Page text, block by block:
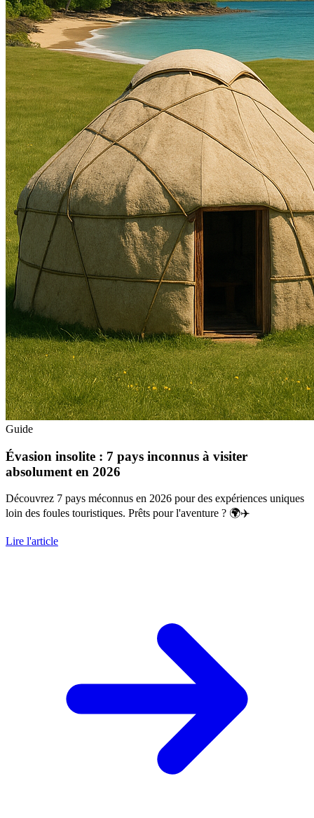
Guide
Évasion insolite : 7 pays inconnus à visiter
absolument en 2026
Découvrez 7 pays méconnus en 2026 pour des expériences uniques
loin des foules touristiques. Prêts pour l'aventure ? 🌍✈️
Lire l'article